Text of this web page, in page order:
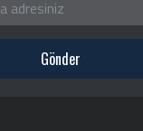
Gönder